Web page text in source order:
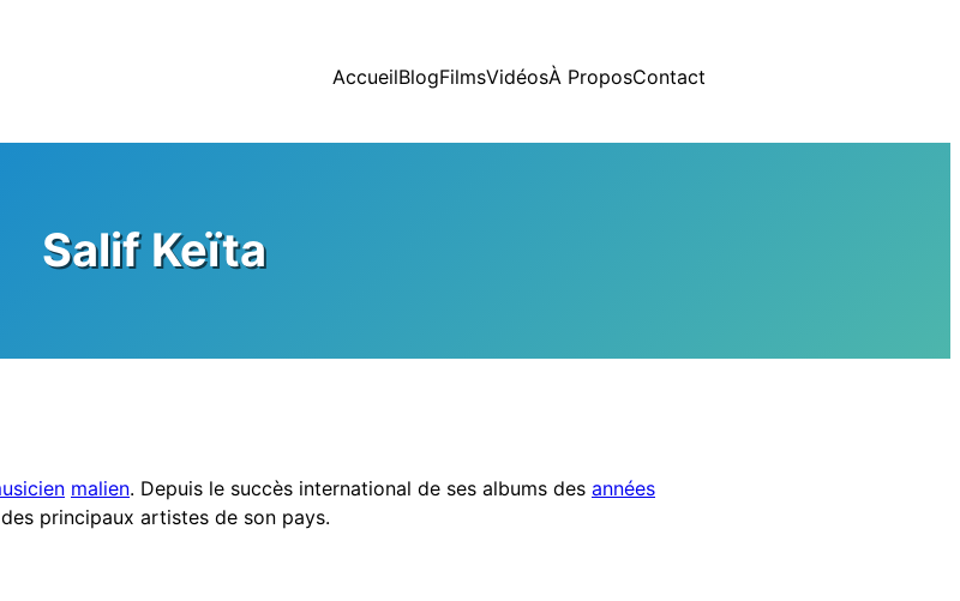
AccueilBlogFilmsVidéosÀ ProposContact
Salif Keïta
malien. Depuis le succès international de ses albums des années
des principaux artistes de son pays.